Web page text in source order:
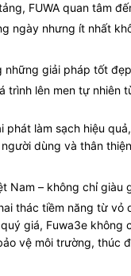
FUWA quan tâm
ngày nhưng ít nhất
những giải pháp tốt
trình lên men tự
phát làm sạch hiệu
dùng và thân
Nam – không chỉ
thác tiềm năng từ vỏ
giá, Fuwa3e
vệ môi trường, thúc